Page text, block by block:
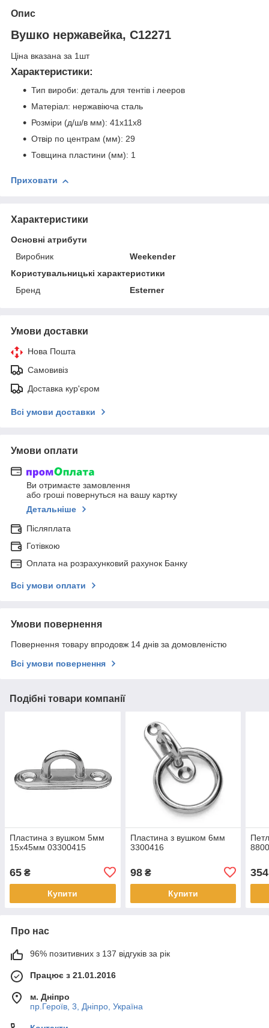
Опис
Вушко нержавейка, C12271
Ціна вказана за 1шт
Характеристики:
Тип вироби: деталь для тентів і лееров
Матеріал: нержавіюча сталь
Розміри (д/ш/в мм): 41х11х8
Отвір по центрам (мм): 29
Товщина пластини (мм): 1
Приховати
Характеристики
Основні атрибути
Виробник
Weekender
Користувальницькі характеристики
Бренд
Esterner
Умови доставки
Нова Пошта
Самовивіз
Доставка кур'єром
Всі умови доставки
Умови оплати
Ви отримаєте замовлення
або гроші повернуться на вашу картку
Детальніше
Післяплата
Готівкою
Оплата на розрахунковий рахунок Банку
Всі умови оплати
Умови повернення
Повернення товару впродовж 14 днів за домовленістю
Всі умови повернення
Подібні товари компанії
Пластина з вушком 5мм
15х45мм 03300415
65 ₴
Купити
Пластина з вушком 6мм
3300416
98₴
Купити
354
Про нас
96% позитивних з 137 відгуків за рік
Працює з 21.01.2016
м. Дніпро
пр.Героїв, 3, Дніпро, Україна